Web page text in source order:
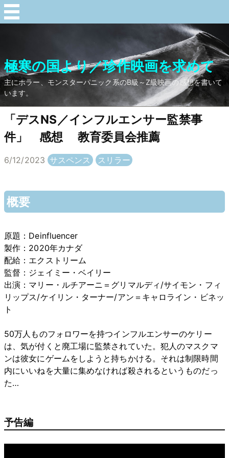
極寒の国より／珍作映画を求めて
主にホラー、モンスターパニック系のB級～Z級映画の感想を書いて
います。
「デスNS／インフルエンサー監禁事
件」 感想 教育委員会推薦
6/12/2023 サスペンス スリラー
概要
原題：Deinfluencer
製作：2020年カナダ
配給：エクストリーム
監督：ジェイミー・ベイリー
出演：マリー・ルチアーニ＝グリマルディ/サイモン・フィ
リップス/ケイリン・ターナー/アン＝キャロライン・ビネッ
ト
50万人ものフォロワーを持つインフルエンサーのケリー
は、気が付くと廃工場に監禁されていた。犯人のマスクマ
ンは彼女にゲームをしようと持ちかける。それは制限時間
内にいいねを大量に集めなければ殺されるというものだっ
た…
予告編